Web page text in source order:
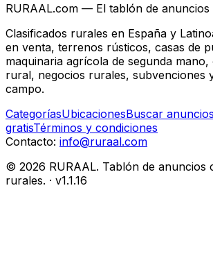
RURAAL.com — El tablón de anuncios
Clasificados rurales en España y
en venta, terrenos rústicos, casas de
maquinaria agrícola de segunda mano,
rural, negocios rurales, subvenciones
campo.
CategoríasUbicacionesBuscar anuncios
gratisTérminos y condiciones
Contacto: info@ruraal.com
© 2026 RURAAL. Tablón de anuncios
rurales. · v1.1.16